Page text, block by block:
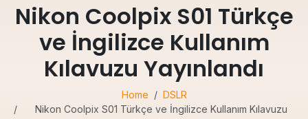
Nikon Coolpix S01 Türkçe
ve İngilizce Kullanım
Kılavuzu Yayınlandı
Home
DSLR
Nikon Coolpix S01 Türkçe ve İngilizce Kullanım Kılavuzu